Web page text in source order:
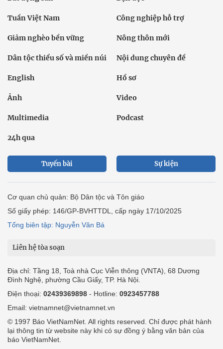
Tuần Việt Nam Công nghiệp hỗ trợ
Giảm nghèo bền vững Nông thôn mới
Dân tộc thiểu số và miền núi Nội dung chuyên đề
English Hồ sơ
Ảnh Video
Multimedia Podcast
24h qua
Tuyến bài Sự kiện
Cơ quan chủ quản: Bộ Dân tộc và Tôn giáo
Số giấy phép: 146/GP-BVHTTDL, cấp ngày 17/10/2025
Tổng biên tập: Nguyễn Văn Bá
Liên hệ tòa soạn
Địa chỉ: Tầng 18, Toà nhà Cục Viễn thông (VNTA), 68 Dương
Đình Nghệ, phường Cầu Giấy, TP. Hà Nội.
Điện thoại: 02439369898 - Hotline: 0923457788
Email: vietnamnet@vietnamnet.vn
© 1997 Báo VietNamNet. All rights reserved. Chỉ được phát hành
lại thông tin từ website này khi có sự đồng ý bằng văn bản của
báo VietNamNet.